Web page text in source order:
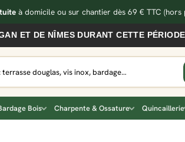
à domicile ou sur chantier dès 69 € TTC (hors
DE NÎMES DURANT CETTE
Bois Charpente & Ossature Quincaillerie